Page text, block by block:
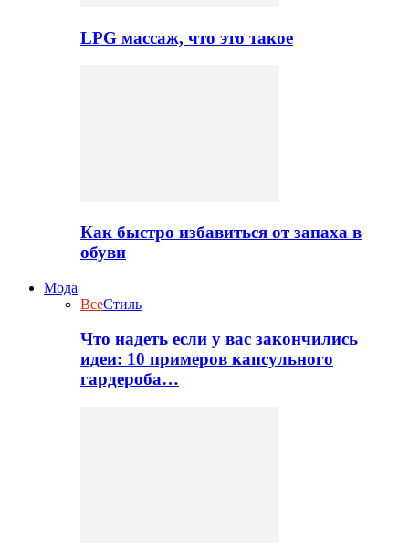
LPG массаж, что это такое
Как быстро избавиться от запаха в
обуви
Мода
ВсеСтиль
Что надеть если у вас закончились
идеи: 10 примеров капсульного
гардероба…